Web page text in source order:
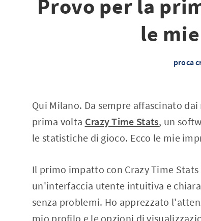
Provo per la
le
proca
Qui Milano. Da sempre affascinato
prima volta Crazy Time Stats, un
le statistiche di gioco. Ecco le mie
Il primo impatto con Crazy Time
un'interfaccia utente intuitiva e
senza problemi. Ho apprezzato
mio profilo e le opzioni di